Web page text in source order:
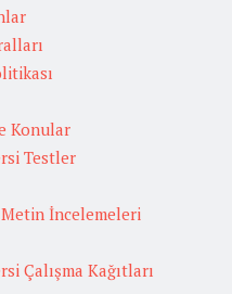
Konular
Testler
İncelemeleri
Çalışma Kağıtları